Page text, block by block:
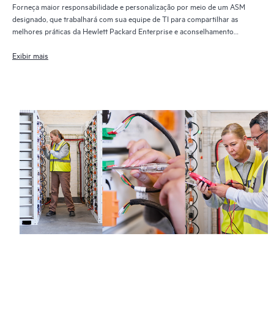
Forneça maior responsabilidade e personalização por meio de um ASM
designado, que trabalhará com sua equipe de TI para compartilhar as
melhores práticas da Hewlett Packard Enterprise e aconselhamento
Exibir mais